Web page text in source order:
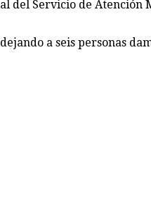
del Servicio de Atención
a seis personas